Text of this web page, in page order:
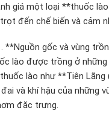
giá một loại **thuốc
đến chế biến và cảm
**Nguồn gốc và vùng
lào được trồng ở
lào như **Tiên Lãng
và khí hậu của những
đặc trưng.